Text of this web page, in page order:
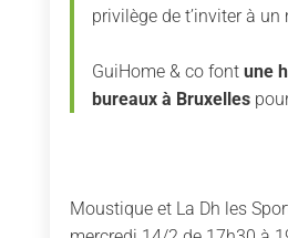
privilège de t’inviter à
GuiHome & co font une
bureaux à Bruxelles
Moustique et La Dh les